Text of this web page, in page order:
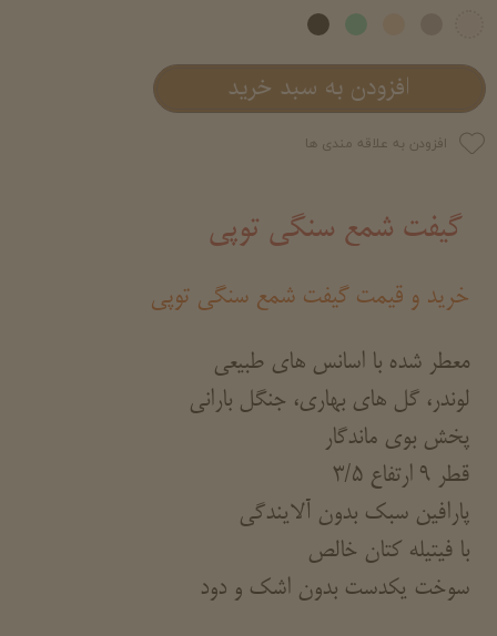
افزودن به سبد خرید
افزودن به علاقه مندی ها
گیفت شمع سنگی توپی
خرید و قیمت گیفت شمع سنگی توپی
معطر شده با اسانس های طبیعی
لوندر، گل های بهاری، جنگل بارانی
پخش بوی ماندگار
قطر 9 ارتفاع 3/5
پارافین سبک بدون آلایندگی
با فیتیله کتان خالص
سوخت یکدست بدون اشک و دود